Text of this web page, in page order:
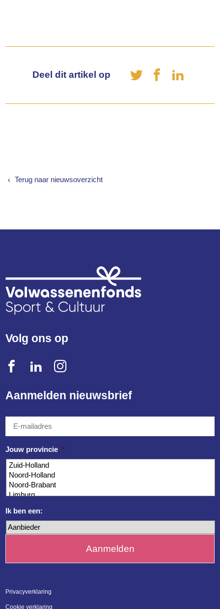
Deel dit artikel op
Terug naar nieuwsoverzicht
Volg ons op
Aanmelden nieuwsbrief
mailadres *
Jouw provincie *
Ik ben een:
Privacyverklaring
Cookie verklaring